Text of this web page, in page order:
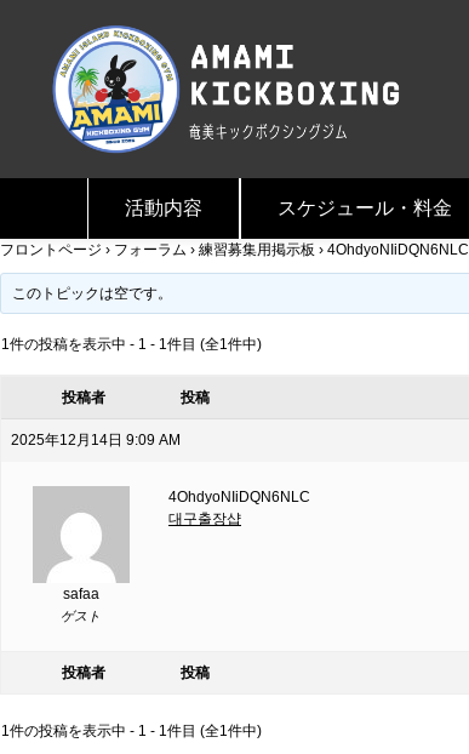
活動内容 スケジュール・料金
フロントページ › フォーラム › 練習募集用掲示板 › 4OhdyoNIiDQN6NLC
このトピックは空です。
1件の投稿を表示中 - 1 - 1件目 (全1件中)
投稿者 投稿
2025年12月14日 9:09 AM
safaa
ゲスト
4OhdyoNIiDQN6NLC
대구출장샵
投稿者 投稿
1件の投稿を表示中 - 1 - 1件目 (全1件中)